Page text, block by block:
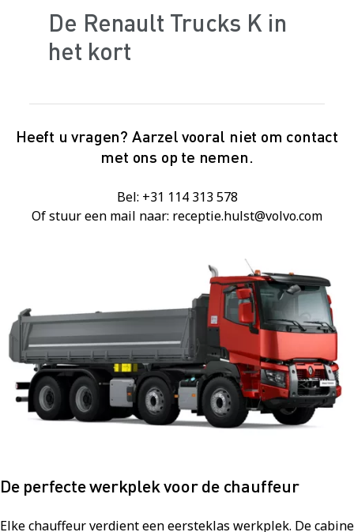
De Renault Trucks K in
het kort
Heeft u vragen? Aarzel vooral niet om contact
met ons op te nemen.
Bel: +31 114 313 578
Of stuur een mail naar: receptie.hulst@volvo.com
De perfecte werkplek voor de chauffeur
Elke chauffeur verdient een eersteklas werkplek. De cabine